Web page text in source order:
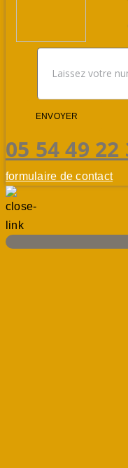
ENVOYER
05 54 49 22
formulaire de contact